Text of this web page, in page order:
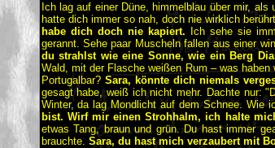
Ich lag auf einer Düne, himmelblau über mir,
hatte dich immer so nah, doch nie wirklich
habe dich doch nie kapiert. Ich sehe sie
gerannt. Sehe paar Muscheln fallen aus einer
du strahlst wie eine Sonne, wie ein Berg
Wald, mit der Flasche weißen Rum – was
Portugalbar? Sara, könnte dich niemals
gesagt habe, weiß ich nicht mehr. Dachte nur:
Winter, da lag Mondlicht auf dem Schnee. Wie
bist. Wirf mir einen Strohhalm, ich halte
etwas Tang, braun und grün. Du hast immer
brauchte. Sara, du hast mich verzaubert mit